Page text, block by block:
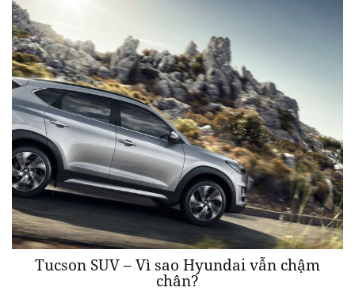
Tucson SUV – Vì sao Hyundai vẫn chậm
chân?